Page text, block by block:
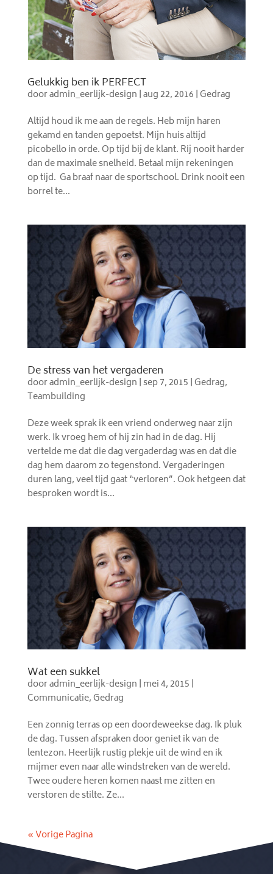
Gelukkig ben ik PERFECT
dooradmin_eerlijk-design |aug 22, 2016 |Gedrag
Altijd houd ik me aan de regels. Heb mijn haren
gekamd en tanden gepoetst. Mijn huis altijd
picobello in orde. Op tijd bij de klant. Rij nooit harder
dan de maximale snelheid. Betaal mijn rekeningen
op tijd. Ga braaf naar de sportschool. Drink nooit een
borrel te...
De stress van het vergaderen
dooradmin_eerlijk-design |sep 7, 2015 |Gedrag,
Teambuilding
Deze week sprak ik een vriend onderweg naar zijn
werk. Ik vroeg hem of hij zin had in de dag. Hij
vertelde me dat die dag vergaderdag was en dat die
dag hem daarom zo tegenstond. Vergaderingen
duren lang, veel tijd gaat “verloren”. Ook hetgeen dat
besproken wordt is...
Wat een sukkel
dooradmin_eerlijk-design | mei 4, 2015 |
Communicatie,Gedrag
Een zonnig terras op een doordeweekse dag. Ik pluk
de dag. Tussen afspraken door geniet ik van de
lentezon. Heerlijk rustig plekje uit de wind en ik
mijmer even naar alle windstreken van de wereld.
Twee oudere heren komen naast me zitten en
verstoren de stilte. Ze...
« Vorige Pagina